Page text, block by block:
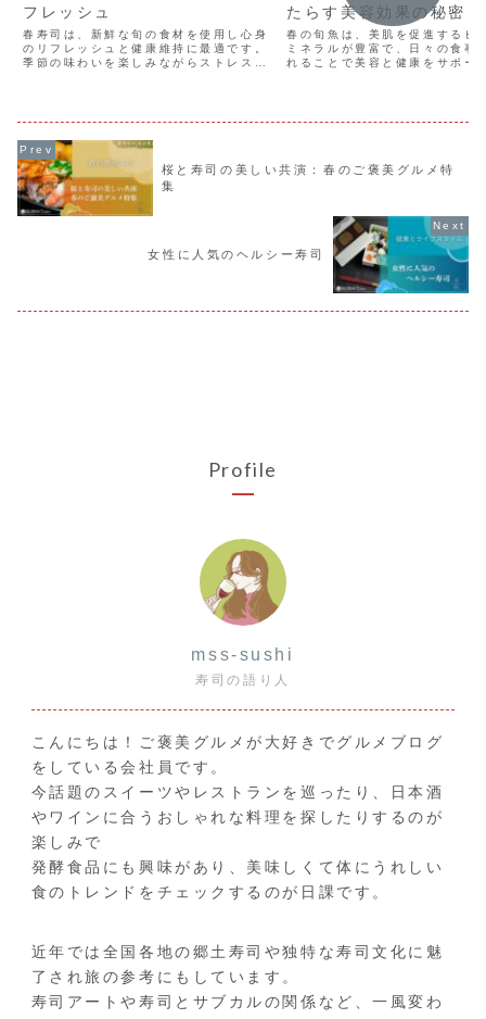
フレッシュ
春寿司は、新鮮な旬の食材を使用し心身
のリフレッシュと健康維持に最適です。
季節の味わいを楽しみながらストレス軽
たらす美容効果の秘密
春の旬魚は、美肌を促進するビ
ミネラルが豊富で、日々の食事
れることで美容と健康をサポー
桜と寿司の美しい共演：春のご褒美グルメ特
集
女性に人気のヘルシー寿司
Profile
mss-sushi
寿司の語り人
こんにちは！ご褒美グルメが大好きでグルメブログ
をしている会社員です。
今話題のスイーツやレストランを巡ったり、日本酒
やワインに合うおしゃれな料理を探したりするのが
楽しみで
発酵食品にも興味があり、美味しくて体にうれしい
食のトレンドをチェックするのが日課です。
近年では全国各地の郷土寿司や独特な寿司文化に魅
了され旅の参考にもしています。
寿司アートや寿司とサブカルの関係など、一風変わ